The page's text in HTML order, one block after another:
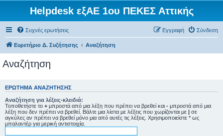
Helpdesk εξΑΕ 1ου ΠΕΚΕΣ Αττικής
Συχνές ερωτήσεις Σύνδεση
Εγγραφή
Ευρετήριο Δ. Συζήτησης Αναζήτηση
Αναζήτηση
ΕΡΏΤΗΜΑ ΑΝΑΖΉΤΗΣΗΣ
Αναζήτηση για λέξεις-κλειδιά:
Τοποθετήστε το + μπροστά από μια λέξη που πρέπει να βρεθεί και - μπροστά από μια
λέξη που δεν πρέπει να βρεθεί. Βάλτε μια λίστα με λέξεις που χωρίζονται με | σε
αγκύλες αν πρέπει να βρεθεί μόνο μια από αυτές τις λέξεις. Χρησιμοποιείστε * ως
μπαλαντέρ για μερική αντιστοιχία.